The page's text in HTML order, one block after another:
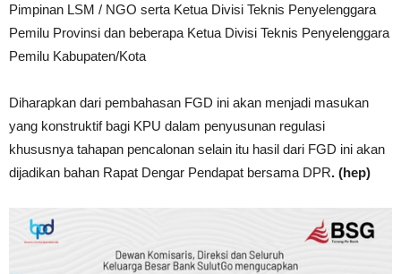
Pimpinan LSM / NGO serta Ketua Divisi Teknis Penyelenggara
Pemilu Provinsi dan beberapa Ketua Divisi Teknis Penyelenggara
Pemilu Kabupaten/Kota
Diharapkan dari pembahasan FGD ini akan menjadi masukan
yang konstruktif bagi KPU dalam penyusunan regulasi
khususnya tahapan pencalonan selain itu hasil dari FGD ini akan
dijadikan bahan Rapat Dengar Pendapat bersama DPR. (hep)